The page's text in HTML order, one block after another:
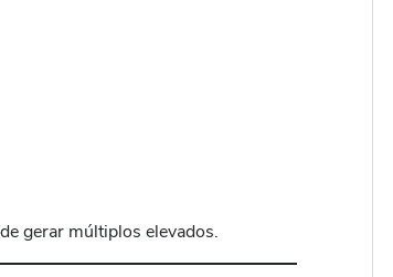
gerar múltiplos elevados.